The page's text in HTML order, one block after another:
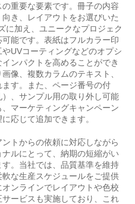
重要な要素です。冊子の内容
き、レイアウトをお選びいた
に加え、ユニークなプロジェク
能です。表紙はフルカラー印
UVコーティングなどのオプシ
ンパクトを高めることができ
像、複数カラムのテキスト、
す。また、ページ番号の付
、サンプル用の取り外し可能
マーケティングキャンペーン
応じて追加できます。
トからの依頼に対応しながら
ルにとって、納期の短縮がい
。当社では、品質基準を維持
な生産スケジュールをご提供
ンラインでレイアウトや色校
ービスも実施しており、これ